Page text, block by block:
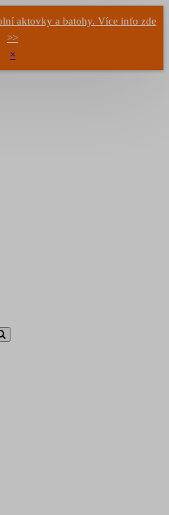
aktovky a batohy. Více info zde
>>
×